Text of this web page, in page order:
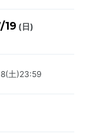
(日)
土)23:59